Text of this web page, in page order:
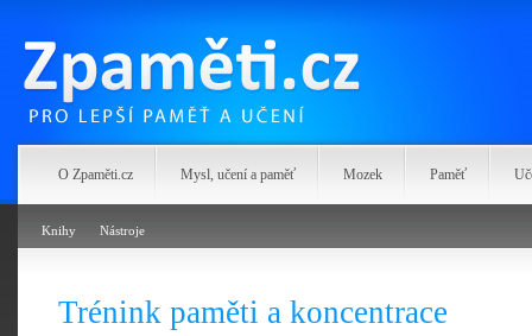
Zpaměti.cz
O Zpaměti.cz Mysl, učení a paměť Mozek Paměť
Knihy Nástroje
Trénink paměti a koncentrace